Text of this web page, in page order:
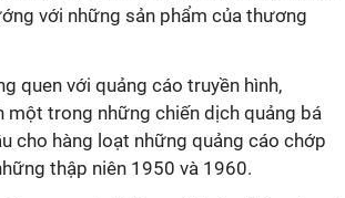
với những sản phẩm của thương
quen với quảng cáo truyền hình,
trong những chiến dịch quảng bá
cho hàng loạt những quảng cáo chớp
thập niên 1950 và 1960.